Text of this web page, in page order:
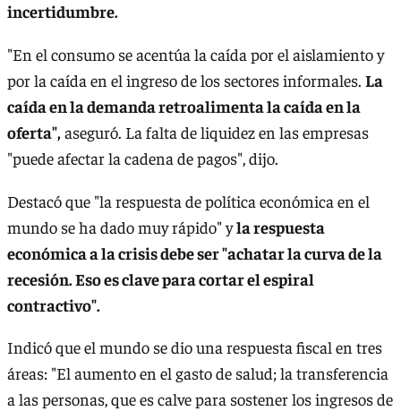
incertidumbre.
"En el consumo se acentúa la caída por el aislamiento y
por la caída en el ingreso de los sectores informales. La
caída en la demanda retroalimenta la caída en la
oferta",aseguró. La falta de liquidez en las empresas
"puede afectar la cadena de pagos", dijo.
Destacó que "la respuesta de política económica en el
mundo se ha dado muy rápido" yla respuesta
económica a la crisis debe ser "achatar la curva de la
recesión. Eso es clave para cortar el espiral
contractivo".
Indicó que el mundo se dio una respuesta fiscal en tres
áreas: "El aumento en el gasto de salud; la transferencia
a las personas, que es calve para sostener los ingresos de